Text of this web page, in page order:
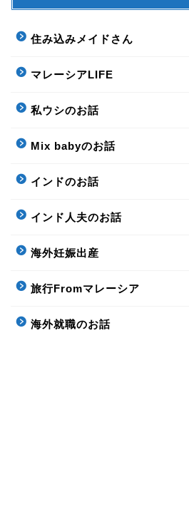
住み込みメイドさん
マレーシアLIFE
私ウシのお話
Mix babyのお話
インドのお話
インド人夫のお話
海外妊娠出産
旅行Fromマレーシア
海外就職のお話